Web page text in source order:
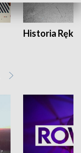
Historia Ręką